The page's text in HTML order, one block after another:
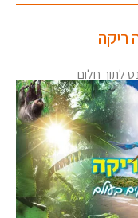
ריקה
לתוך חלום